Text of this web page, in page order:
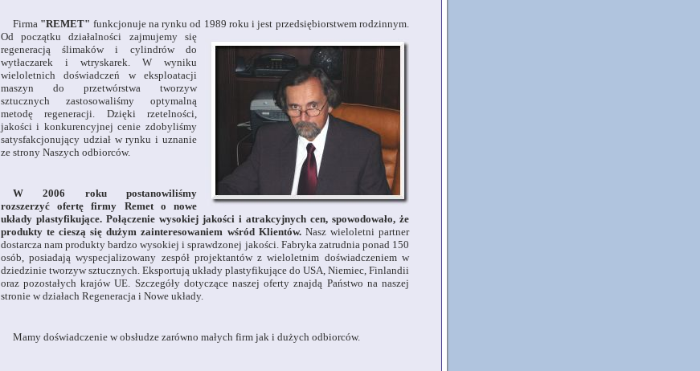
Firma "REMET" funkcjonuje na rynku od 1989 roku i jest przedsiębiorstwem rodzinnym.
Od początku działalności zajmujemy się
regeneracją ślimaków i cylindrów do
wytłaczarek i wtryskarek. W wyniku
wieloletnich doświadczeń w eksploatacji
maszyn do przetwórstwa tworzyw
sztucznych zastosowaliśmy optymalną
metodę regeneracji. Dzięki rzetelności,
jakości i konkurencyjnej cenie zdobyliśmy
satysfakcjonujący udział w rynku i uznanie
ze strony Naszych odbiorców.
W 2006 roku postanowiliśmy
rozszerzyć ofertę firmy Remet o nowe
układy plastyfikujące. Połączenie wysokiej jakości i atrakcyjnych cen, spowodowało, że
produkty te cieszą się dużym zainteresowaniem wśród Klientów. Nasz wieloletni partner
dostarcza nam produkty bardzo wysokiej i sprawdzonej jakości. Fabryka zatrudnia ponad 150
osób, posiadają wyspecjalizowany zespół projektantów z wieloletnim doświadczeniem w
dziedzinie tworzyw sztucznych. Eksportują układy plastyfikujące do USA, Niemiec, Finlandii
oraz pozostałych krajów UE. Szczegóły dotyczące naszej oferty znajdą Państwo na naszej
stronie w działach Regeneracja i Nowe układy.
Mamy doświadczenie w obsłudze zarówno małych firm jak i dużych odbiorców.